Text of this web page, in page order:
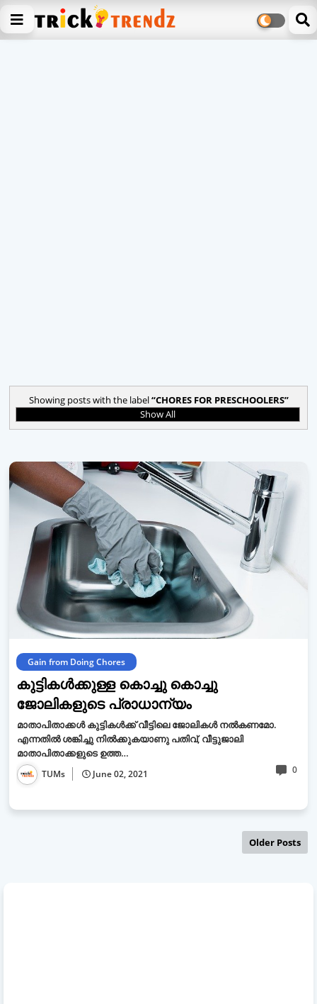
Showing posts with the label CHORES FOR PRESCHOOLERS
Show All
Gain from Doing Chores
കുട്ടികൾക്കുള്ള കൊച്ചു കൊച്ചു
ജോലികളുടെ പ്രാധാന്യം
മാതാപിതാക്കൾ കുട്ടികൾക്ക് വീട്ടിലെ ജോലികൾ നൽകണമോ.
എന്നതിൽ ശങ്കിച്ചു നിൽക്കുകയാണു പതിവ്, വീട്ടുജാലി
മാതാപിതാക്കളുടെ ഉത്ത…
TUMs June 02, 2021 0
Older Posts